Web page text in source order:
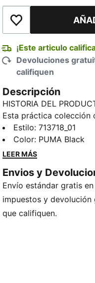
Añadir a la lista de
¡Este articulo
Devoluciones
califiquen
Descripción
HISTORIA DEL
Esta práctica colección
para la urbe, regresa
estética tecnológica.
de BMW M Motorsport
Fabricado con al menos
reciclados
DETALLES
Producto diseñado
Estilo:713718_01
Color: PUMA Black
LEER MÁS
Envios y
Envío estándar gratis
impuestos y
que califiquen.